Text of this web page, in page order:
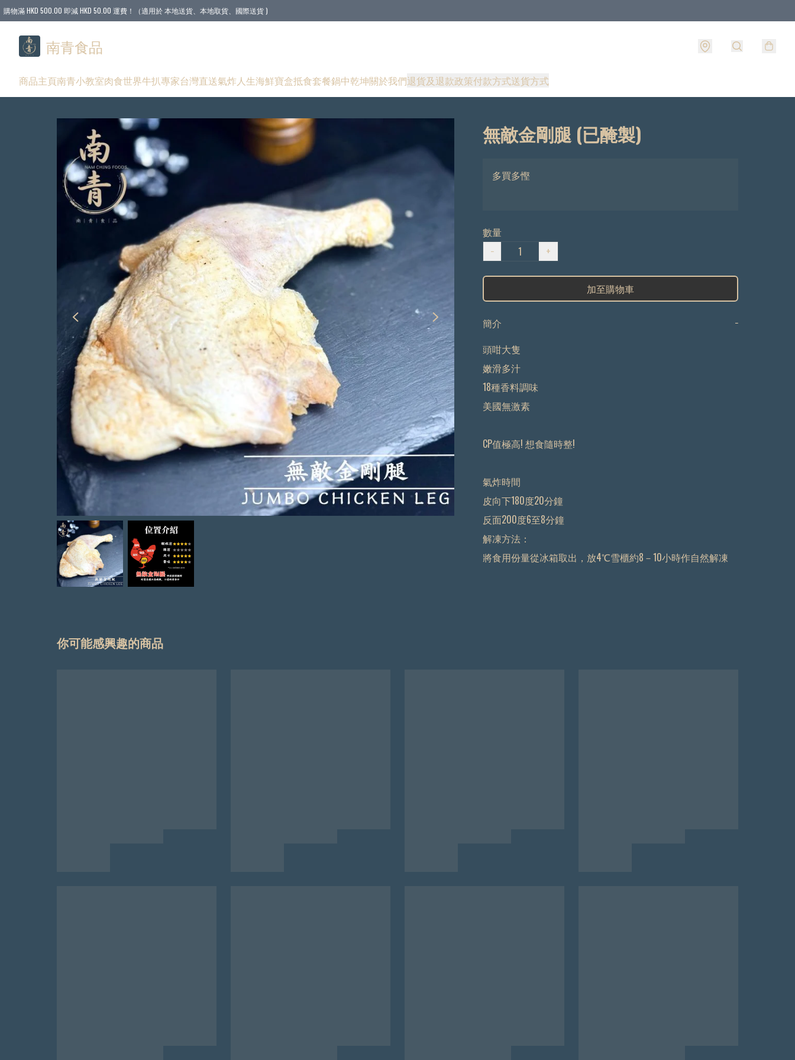
購物滿 HKD 500.00 即減 HKD 50.00 運費！（適用於 本地送貨、本地取貨、國際送貨 )
南青食品
商品主頁南青小教室肉食世界牛扒專家台灣直送氣炸人生海鮮寶盒抵食套餐鍋中乾坤關於我們退貨及退款政策付款方式送貨方式
無敵金剛腿 (已醃製)
多買多慳
數量
−
+
加至購物車
簡介
−
頭咁大隻
嫩滑多汁
18種香料調味
美國無激素
CP值極高! 想食隨時整!
氣炸時間
皮向下180度20分鐘
反面200度6至8分鐘
解凍方法：
將食用份量從冰箱取出，放4℃雪櫃約8－10小時作自然解凍
你可能感興趣的商品